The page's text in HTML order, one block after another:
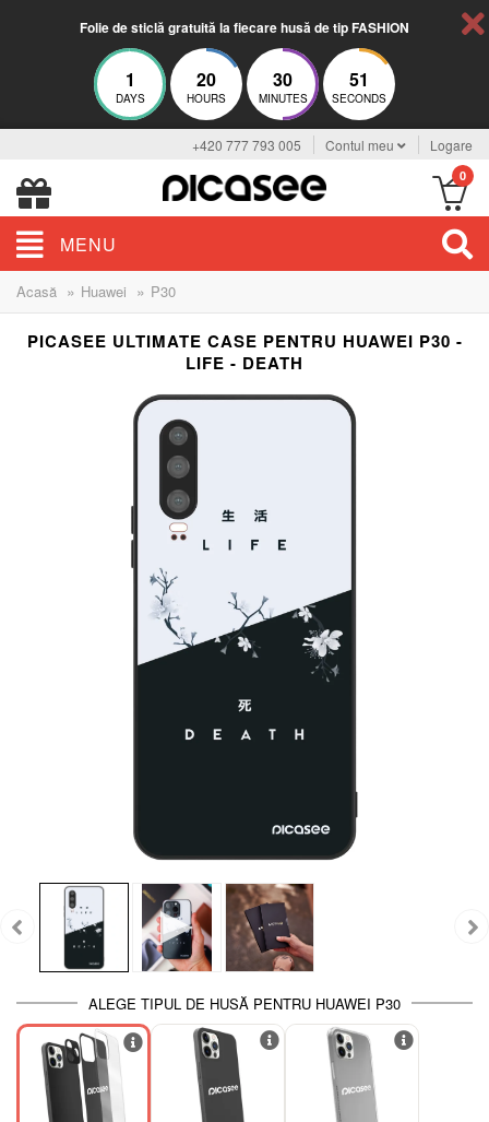
Folie de sticlă gratuită la fiecare husă de tip FASHION
1
DAYS
20
HOURS
30
MINUTES
50
SECONDS
+420 777 793 005 Contul meu Logare
0
MENU
Acasă » Huawei » P30
PICASEE ULTIMATE CASE PENTRU HUAWEI P30 -
LIFE - DEATH
ALEGE TIPUL DE HUSĂ PENTRU HUAWEI P30